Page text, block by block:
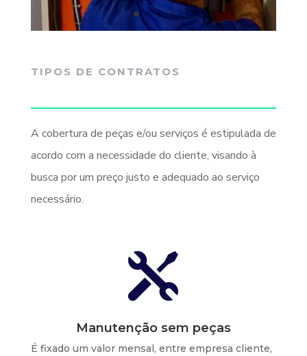
TIPOS DE CONTRATOS
A cobertura de peças e/ou serviços é estipulada de
acordo com a necessidade do cliente, visando à
busca por um preço justo e adequado ao serviço
necessário.

Manutenção sem peças
É fixado um valor mensal, entre empresa cliente,